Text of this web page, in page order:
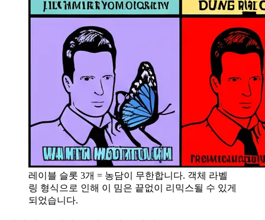
레이블 슬롯 3개 = 농담이 무한합니다. 객체 라벨
링 형식으로 인해 이 밈은 끝없이 리믹스될 수 있게
되었습니다.